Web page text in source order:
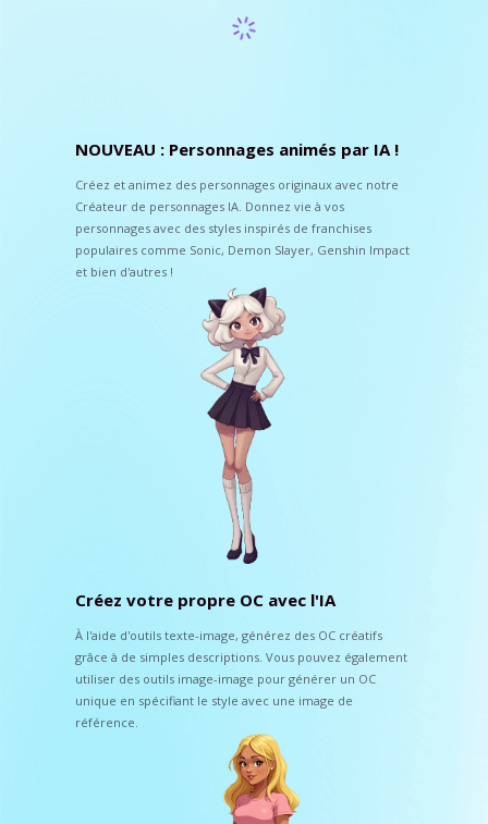
Créez votre propre OC avec l'IA
À l'aide d'outils texte-image, générez des OC créatifs
grâce à de simples descriptions. Vous pouvez également
utiliser des outils image-image pour générer un OC
unique en spécifiant le style avec une image de
référence.
NOUVEAU : Personnages animés par IA !
Créez et animez des personnages originaux avec notre
Créateur de personnages IA. Donnez vie à vos
personnages avec des styles inspirés de franchises
populaires comme Sonic, Demon Slayer, Genshin Impact
et bien d'autres !